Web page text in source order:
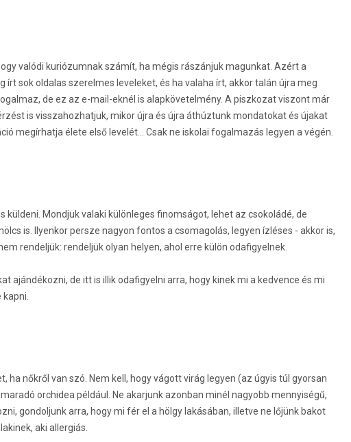
valódi kuriózumnak számít, ha mégis rászánjuk magunkat. Azért a
írt sok oldalas szerelmes leveleket, és ha valaha írt, akkor talán újra meg
de ez az e-mail-eknél is alapkövetelmény. A piszkozat viszont már
is visszahozhatjuk, mikor újra és újra áthúztunk mondatokat és újakat
megírhatja élete első levelét... Csak ne iskolai fogalmazás legyen a végén.
küldeni. Mondjuk valaki különleges finomságot, lehet az csokoládé, de
is. Ilyenkor persze nagyon fontos a csomagolás, legyen ízléses - akkor is,
rendeljük: rendeljük olyan helyen, ahol erre külön odafigyelnek.
ajándékozni, de itt is illik odafigyelni arra, hogy kinek mi a kedvence és mi
ha nőkről van szó. Nem kell, hogy vágott virág legyen (az úgyis túl gyorsan
orchidea például. Ne akarjunk azonban minél nagyobb mennyiségű,
gondoljunk arra, hogy mi fér el a hölgy lakásában, illetve ne lőjünk bakot
aki allergiás.